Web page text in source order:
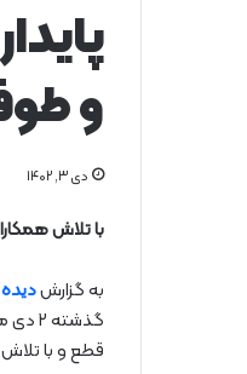
و
دی ۳, ۱۴۰۲
با تلاش
به گزارشدیده
قطع و با